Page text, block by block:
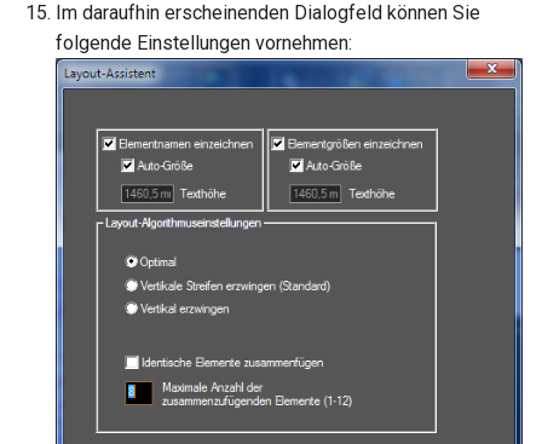
Im daraufhin erscheinenden Dialogfeld können Sie
folgende Einstellungen vornehmen: